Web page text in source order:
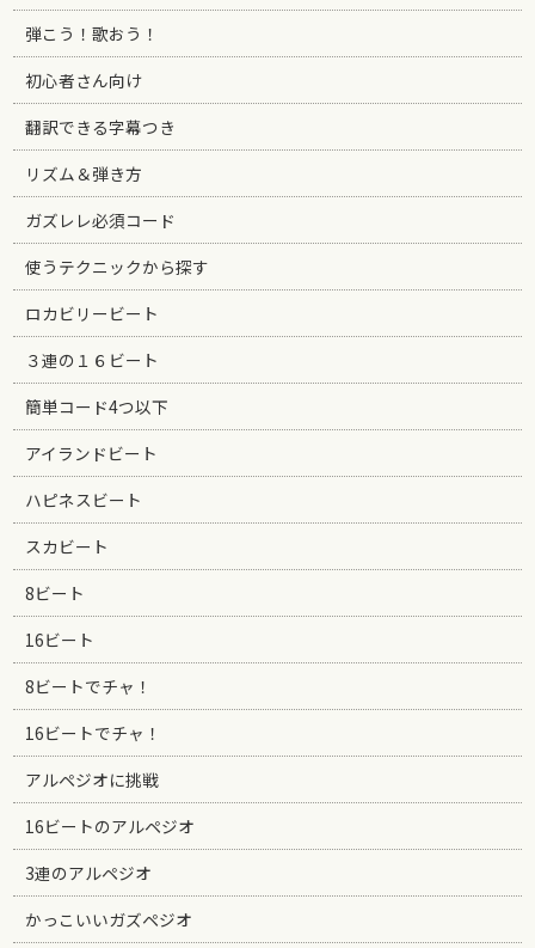
弾こう！歌おう！
初心者さん向け
翻訳できる字幕つき
リズム＆弾き方
ガズレレ必須コード
使うテクニックから探す
ロカビリービート
３連の１６ビート
簡単コード4つ以下
アイランドビート
ハピネスビート
スカビート
8ビート
16ビート
8ビートでチャ！
16ビートでチャ！
アルペジオに挑戦
16ビートのアルペジオ
3連のアルペジオ
かっこいいガズペジオ